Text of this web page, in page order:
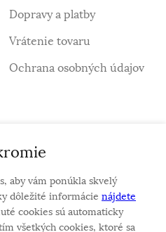
Dopravy a platby
Vrátenie tovaru
Ochrana osobných údajov
O nás
aby vám ponúkla skvelý
dôležité informácie nájdete
cookies sú automaticky
všetkých cookies, ktoré sa